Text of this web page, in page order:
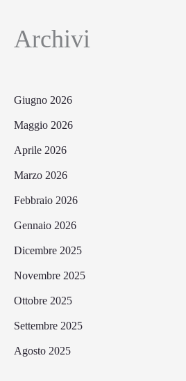
Archivi
Giugno 2026
Maggio 2026
Aprile 2026
Marzo 2026
Febbraio 2026
Gennaio 2026
Dicembre 2025
Novembre 2025
Ottobre 2025
Settembre 2025
Agosto 2025